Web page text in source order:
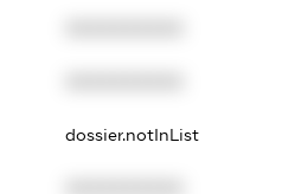
dossier.notInList